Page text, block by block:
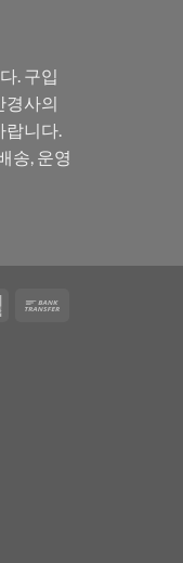
. 구입
경사의
니다.
송, 운영